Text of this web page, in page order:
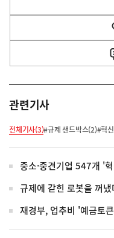
음
관련기사
전체기사(3)#규제 샌드박스(2)#혁
중소·중견기업 547개 '
규제에 갇힌 로봇을 꺼
재경부, 업추비 '예금토큰'